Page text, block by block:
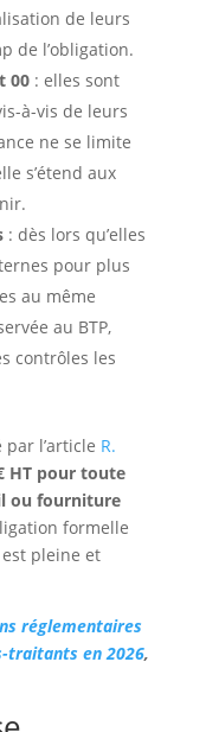
de leurs
de l’obligation.
00: elles sont
à-vis de leurs
ne se limite
s’étend aux
: dès lors qu’elles
pour plus
au même
au BTP,
contrôles les
l’article R.
HT pour toute
ou fourniture
formelle
est pleine et
réglementaires
traitants en 2026,